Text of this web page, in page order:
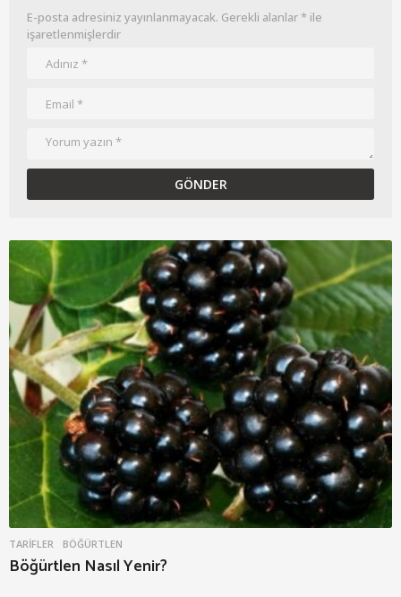
E-posta adresiniz yayınlanmayacak. Gerekli alanlar* ile
işaretlenmişlerdir
TARIFLER BÖĞÜRTLEN
Böğürtlen Nasıl Yenir?